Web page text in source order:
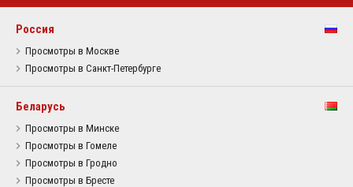
Россия
Просмотры в Москве
Просмотры в Санкт-Петербурге
Беларусь
Просмотры в Минске
Просмотры в Гомеле
Просмотры в Гродно
Просмотры в Бресте